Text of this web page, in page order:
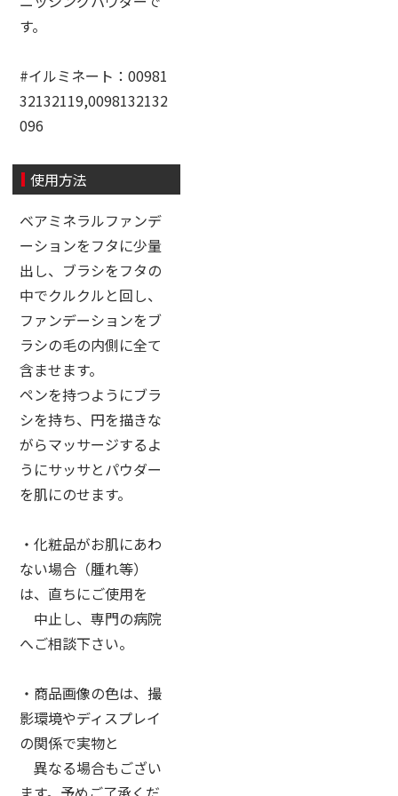
す。
#イルミネート：00981
32132119,0098132132
096
使用方法
ベアミネラルファンデ
ーションをフタに少量
出し、ブラシをフタの
中でクルクルと回し、
ファンデーションをブ
ラシの毛の内側に全て
含ませます。
ペンを持つようにブラ
シを持ち、円を描きな
がらマッサージするよ
うにサッサとパウダー
を肌にのせます。
・化粧品がお肌にあわ
ない場合（腫れ等）
は、直ちにご使用を
中止し、専門の病院
へご相談下さい。
・商品画像の色は、撮
影環境やディスプレイ
の関係で実物と
異なる場合もござい